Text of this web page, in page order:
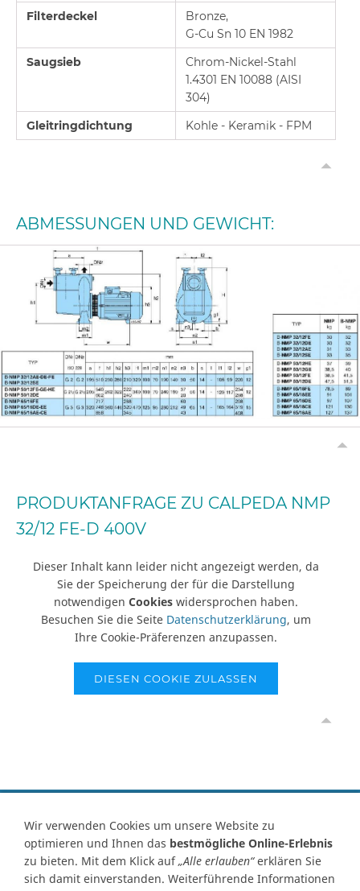
Filterdeckel
Bronze,
G-Cu Sn 10 EN 1982
Saugsieb
Chrom-Nickel-Stahl
1.4301 EN 10088 (AISI
304)
Gleitringdichtung
Kohle - Keramik - FPM
ABMESSUNGEN UND GEWICHT:
PRODUKTANFRAGE ZU CALPEDA NMP
32/12 FE-D 400V
Dieser Inhalt kann leider nicht angezeigt werden, da
Sie der Speicherung der für die Darstellung
notwendigen Cookies widersprochen haben.
Besuchen Sie die Seite Datenschutzerklärung, um
Ihre Cookie-Präferenzen anzupassen.
DIESEN COOKIE ZULASSEN
Vertrag widerrufen
Kontakt Ersatzteile-AnfrageZahlungsartenVersand
WiderrufsrechtWiderrufsformularAGB Datenschutz
ImpressumIhre Cookie Einstellungen
Wir verwenden Cookies um unsere Website zu
optimieren und Ihnen das bestmögliche Online-Erlebnis
zu bieten. Mit dem Klick auf„Alle erlauben“erklären Sie
sich damit einverstanden. Weiterführende Informationen